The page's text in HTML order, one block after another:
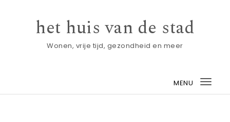
het huis van de stad
Wonen, vrije tijd, gezondheid en meer
MENU